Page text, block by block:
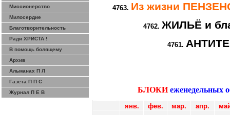
Миссионерство
Милосердие
Благотворительность
Ради ХРИСТА !
В помощь болящему
Архив
Альманах П Л
Газета П П С
Журнал П Е В
4763. Из жизни
4762. ЖИЛЬЁ и
4761.
БЛОКИ еженедельных
янв. фев. мар. апр.